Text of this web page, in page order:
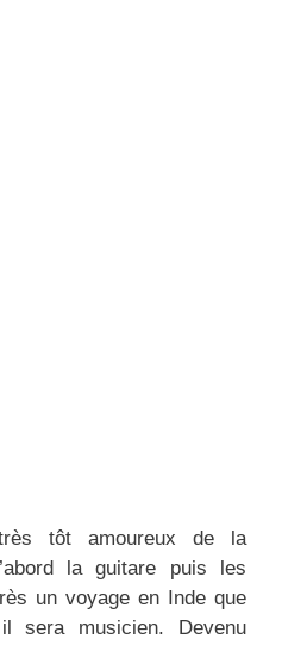
tôt amoureux de la
la guitare puis les
un voyage en Inde que
il sera musicien. Devenu